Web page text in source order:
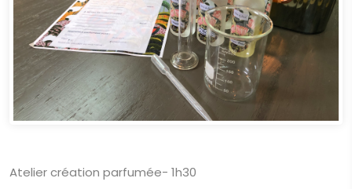
Atelier création parfumée- 1h30